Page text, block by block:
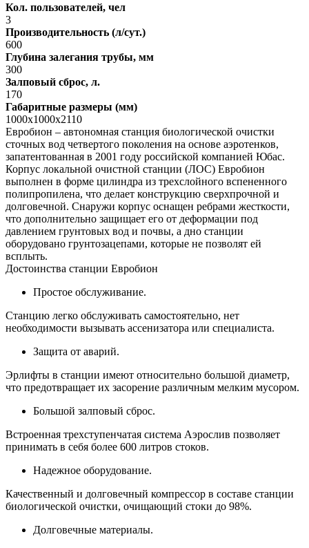
Кол. пользователей, чел
3
Производительность (л/сут.)
600
Глубина залегания трубы, мм
300
Залповый сброс, л.
170
Габаритные размеры (мм)
1000x1000x2110
Евробион – автономная станция биологической очистки
сточных вод четвертого поколения на основе аэротенков,
запатентованная в 2001 году российской компанией Юбас.
Корпус локальной очистной станции (ЛОС) Евробион
выполнен в форме цилиндра из трехслойного вспененного
полипропилена, что делает конструкцию сверхпрочной и
долговечной. Снаружи корпус оснащен ребрами жесткости,
что дополнительно защищает его от деформации под
давлением грунтовых вод и почвы, а дно станции
оборудовано грунтозацепами, которые не позволят ей
всплыть.
Достоинства станции Евробион
Простое обслуживание.
Станцию легко обслуживать самостоятельно, нет
необходимости вызывать ассенизатора или специалиста.
Защита от аварий.
Эрлифты в станции имеют относительно большой диаметр,
что предотвращает их засорение различным мелким мусором.
Большой залповый сброс.
Встроенная трехступенчатая система Аэрослив позволяет
принимать в себя более 600 литров стоков.
Надежное оборудование.
Качественный и долговечный компрессор в составе станции
биологической очистки, очищающий стоки до 98%.
Долговечные материалы.